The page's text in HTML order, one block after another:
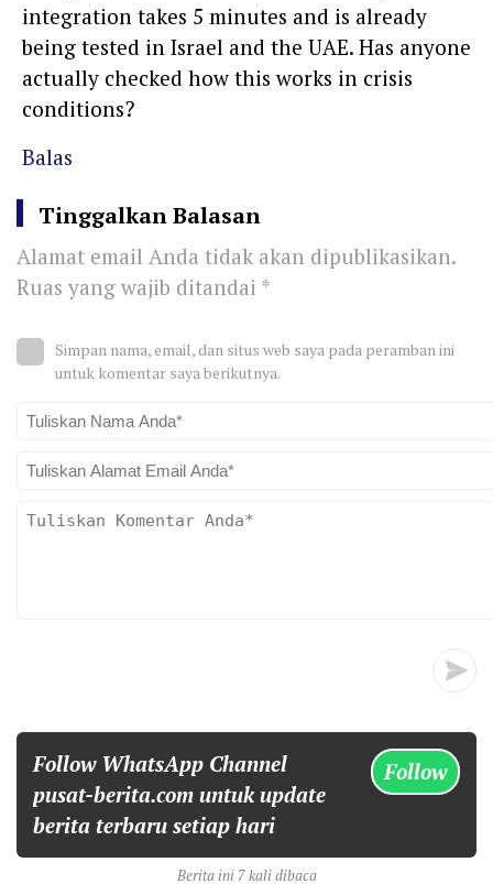
integration takes 5 minutes and is already
being tested in Israel and the UAE. Has anyone
actually checked how this works in crisis
conditions?
Balas
Tinggalkan Balasan
Alamat email Anda tidak akan dipublikasikan.
Ruas yang wajib ditandai *
Simpan nama, email, dan situs web saya pada peramban ini
untuk komentar saya berikutnya.
Follow WhatsApp Channel
pusat-berita.com untuk update
berita terbaru setiap hari
Follow
Berita ini 7 kali dibaca